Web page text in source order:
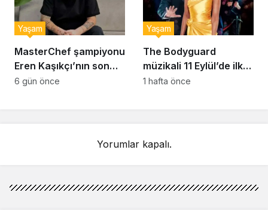
MasterChef şampiyonu
Eren Kaşıkçı’nın son
anlarındaki kahreden
Yaşam
6 gün önce
The Bodyguard
müzikali 11 Eylül’de ilk
kez Türkiye’de
Yaşam
1 hafta önce
Yorumlar kapalı.